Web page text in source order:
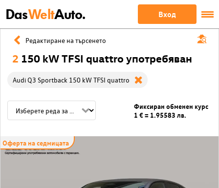
DasWeltAuto. Вход
Редактиране на търсенето
2 150 kW TFSI quattro употребяван
Audi Q3 Sportback 150 kW TFSI quattro
Фиксиран обменен курс
1 € = 1.95583 лв.
Оферта на седмицата